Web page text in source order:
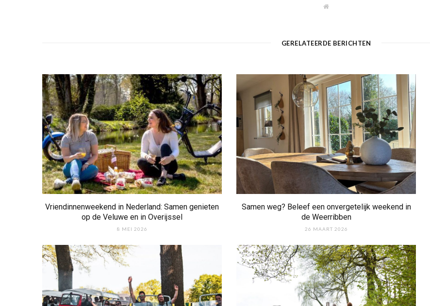
W
e
GERELATEERDE BERICHTEN
Vriendinnenweekend in Nederland: Samen genieten
op de Veluwe en in Overijssel
8 MEI 2026
Samen weg? Beleef een onvergetelijk weekend in
de Weerribben
26 MAART 2026